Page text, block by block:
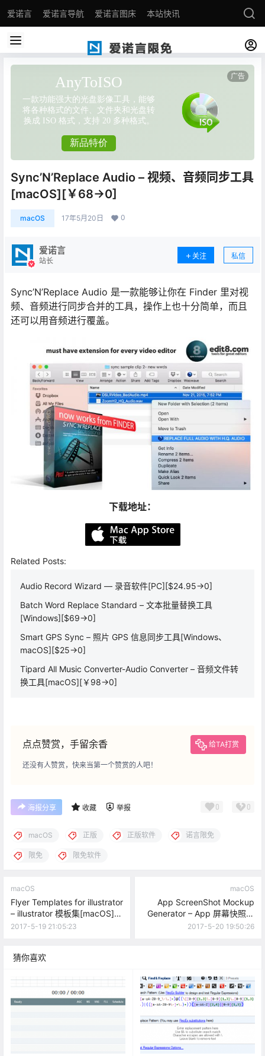
爱诺言 爱诺言导航 爱诺言图床 本站快讯
Sync’N’Replace Audio – 视频、音频同步工具
[macOS][￥68→0]
macOS 17年5月20日 0
爱诺言
站长
关注 私信
Sync’N’Replace Audio 是一款能够让你在 Finder 里对视
频、音频进行同步合并的工具，操作上也十分简单，而且
还可以用音频进行覆盖。
下载地址：
Related Posts:
Audio Record Wizard — 录音软件[PC][$24.95→0]
Batch Word Replace Standard – 文本批量替换工具
[Windows][$69→0]
Smart GPS Sync – 照片 GPS 信息同步工具[Windows、
macOS][$25→0]
Tipard All Music Converter-Audio Converter – 音频文件转
换工具[macOS][￥98→0]
点点赞赏，手留余香 给TA打赏
还没有人赞赏，快来当第一个赞赏的人吧！
海报分享 收藏 举报 0 0
macOS 正版 正版软件 诺言限免
限免 限免软件
macOS
Flyer Templates for illustrator
– illustrator 模板集[macOS]
[￥30→0]
2017-5-19 21:05:23
macOS
App ScreenShot Mockup
Generator – App 屏幕快照生
成工具[macOS][￥12→0]
2017-5-20 19:50:26
猜你喜欢